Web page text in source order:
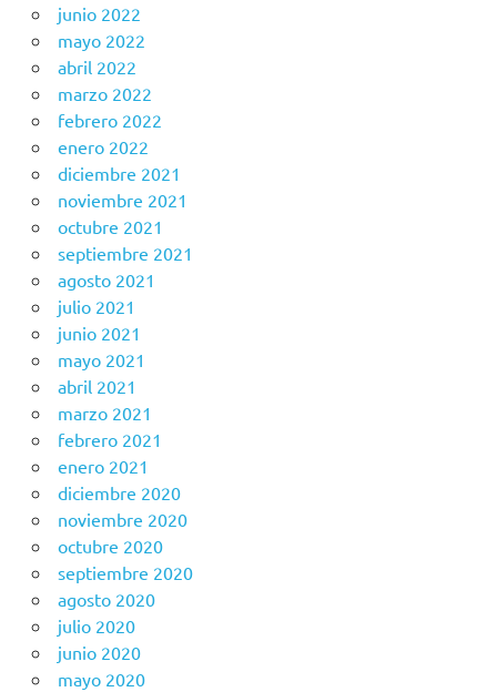
junio 2022
mayo 2022
abril 2022
marzo 2022
febrero 2022
enero 2022
diciembre 2021
noviembre 2021
octubre 2021
septiembre 2021
agosto 2021
julio 2021
junio 2021
mayo 2021
abril 2021
marzo 2021
febrero 2021
enero 2021
diciembre 2020
noviembre 2020
octubre 2020
septiembre 2020
agosto 2020
julio 2020
junio 2020
mayo 2020